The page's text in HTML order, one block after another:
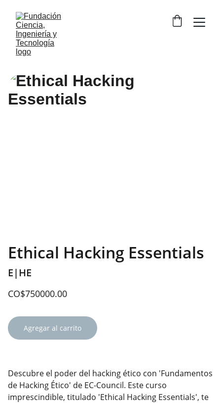
Ethical Hacking Essentials
E|HE
CO$750000.00
Agregar al carrito
Descubre el poder del hacking ético con 'Fundamentos
de Hacking Ético' de EC-Council. Este curso
imprescindible, titulado 'Ethical Hacking Essentials', te